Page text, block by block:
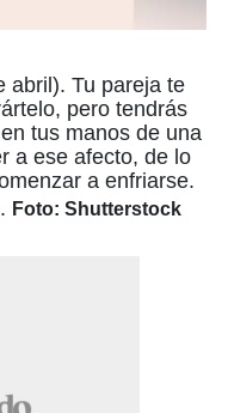
abril). Tu pareja te
pero tendrás
tus manos de una
a ese afecto, de lo
a enfriarse.
Foto: Shutterstock